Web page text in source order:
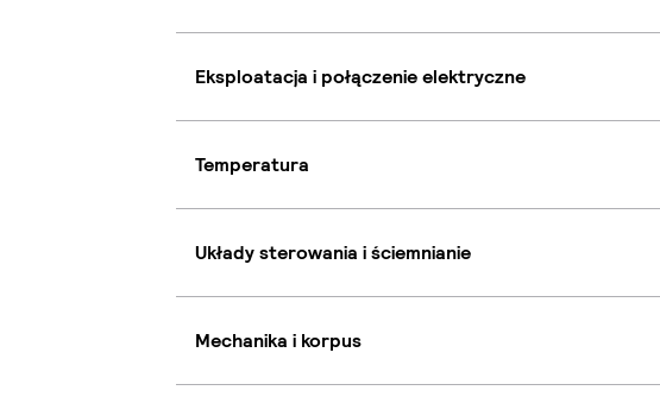
Eksploatacja i połączenie elektryczne
Temperatura
Układy sterowania i ściemnianie
Mechanika i korpus